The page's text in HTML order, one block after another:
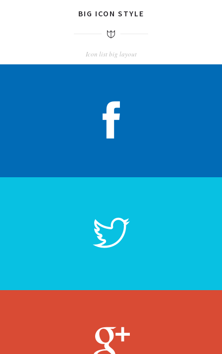
BIG ICON STYLE
Icon list big layout